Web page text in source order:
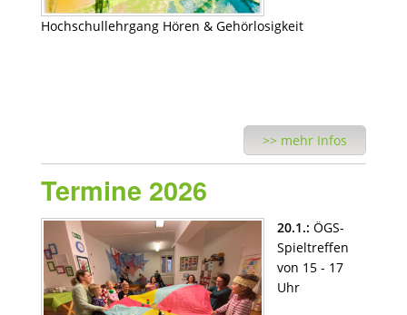
Hochschullehrgang Hören & Gehörlosigkeit
>> mehr Infos
Termine 2026
20.1.: ÖGS-
Spieltreffen
von 15 - 17
Uhr